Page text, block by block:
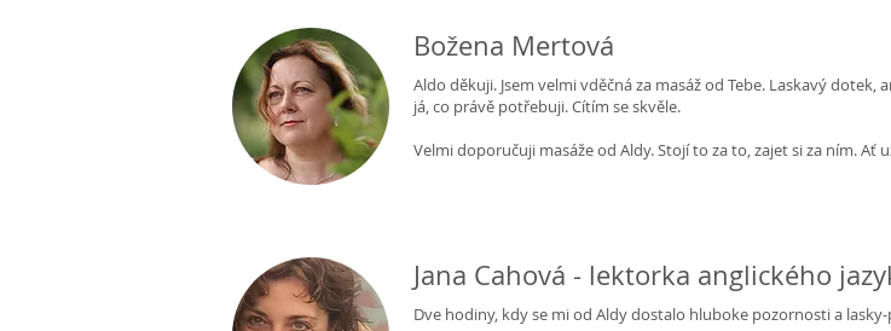
Božena Mertová
Aldo děkuji. Jsem velmi vděčná za masáž od Tebe. Laskavý
já, co právě potřebuji. Cítím se skvěle.
Velmi doporučuji masáže od Aldy. Stojí to za to, zajet si za ním. Ať
Jana Cahová - lektorka anglického
Dve hodiny, kdy se mi od Aldy dostalo hluboke pozornosti a